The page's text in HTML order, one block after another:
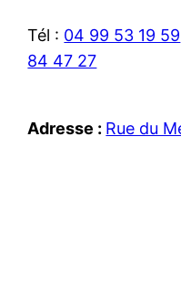
Tél : 04 99 53 19 59
84 47 27
Adresse : Rue du